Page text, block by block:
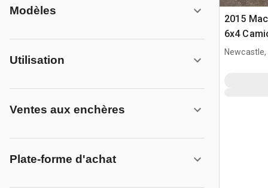
Modèles
Utilisation
Ventes aux enchères
Plate-forme d'achat
2015
6x4
Newcastle,